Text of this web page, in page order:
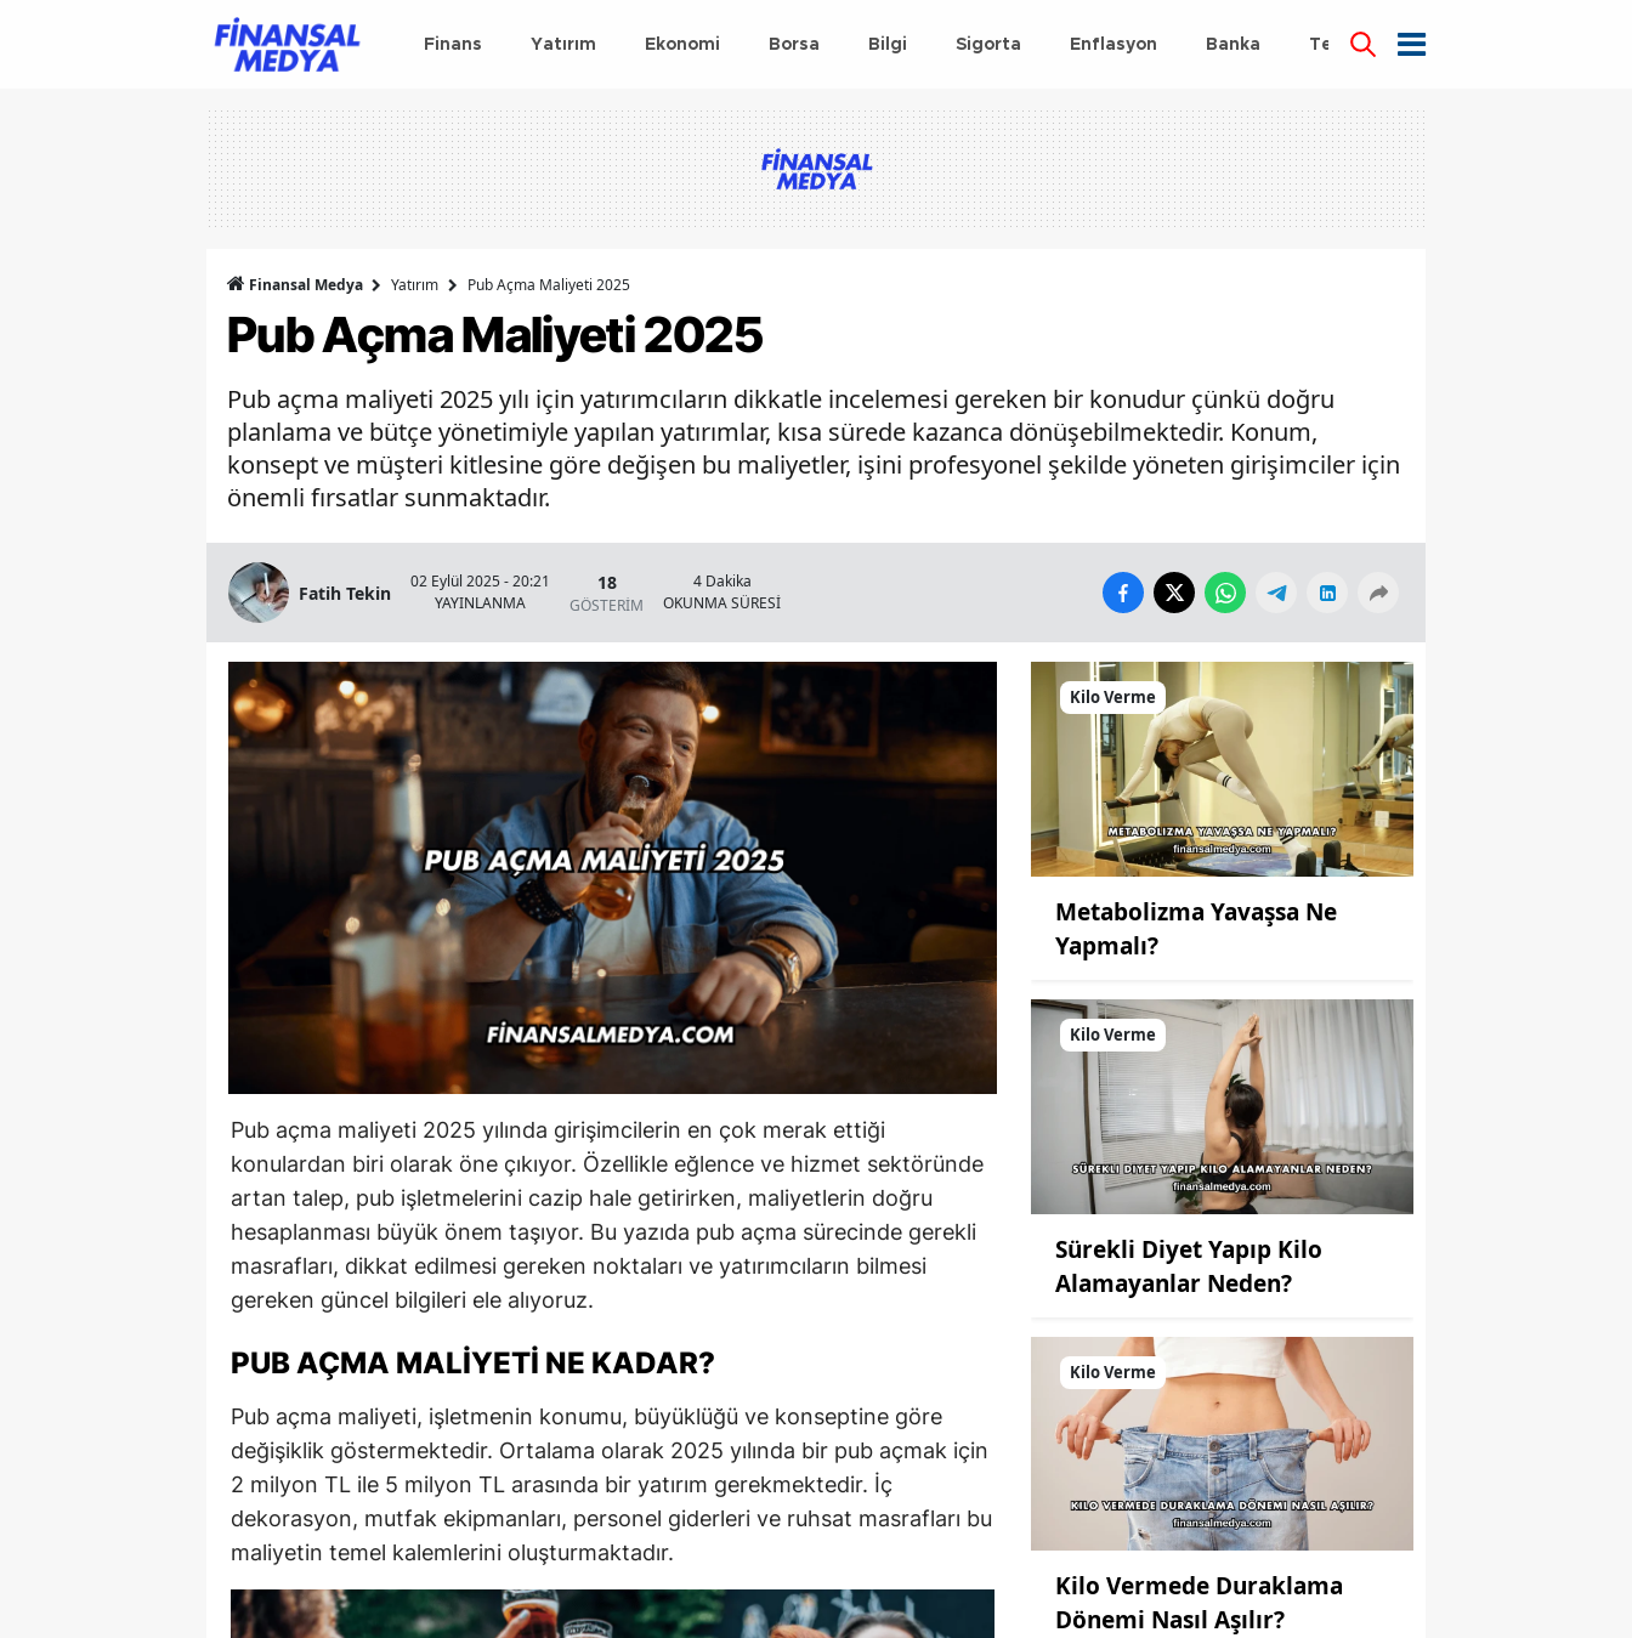
Finans Yatırım Ekonomi Borsa Bilgi Sigorta Enflasyon Banka Teknoloji
Finansal Medya Yatırım Pub Açma Maliyeti 2025
Pub Açma Maliyeti 2025
Pub açma maliyeti 2025 yılı için yatırımcıların dikkatle incelemesi gereken bir konudur çünkü doğru
planlama ve bütçe yönetimiyle yapılan yatırımlar, kısa sürede kazanca dönüşebilmektedir. Konum,
konsept ve müşteri kitlesine göre değişen bu maliyetler, işini profesyonel şekilde yöneten girişimciler için
önemli fırsatlar sunmaktadır.
Fatih Tekin
02 Eylül 2025 - 20:21
YAYINLANMA
18
GÖSTERİM
4 Dakika
OKUNMA SÜRESİ
Pub açma maliyeti 2025 yılında girişimcilerin en çok merak ettiği
konulardan biri olarak öne çıkıyor. Özellikle eğlence ve hizmet sektöründe
artan talep, pub işletmelerini cazip hale getirirken, maliyetlerin doğru
hesaplanması büyük önem taşıyor. Bu yazıda pub açma sürecinde gerekli
masrafları, dikkat edilmesi gereken noktaları ve yatırımcıların bilmesi
gereken güncel bilgileri ele alıyoruz.
PUB AÇMA MALIYETI NE KADAR?
Pub açma maliyeti, işletmenin konumu, büyüklüğü ve konseptine göre
değişiklik göstermektedir. Ortalama olarak 2025 yılında bir pub açmak için
2 milyon TL ile 5 milyon TL arasında bir yatırım gerekmektedir. İç
dekorasyon, mutfak ekipmanları, personel giderleri ve ruhsat masrafları bu
maliyetin temel kalemlerini oluşturmaktadır.
Kilo Verme
Metabolizma Yavaşsa Ne
Yapmalı?
Kilo Verme
Sürekli Diyet Yapıp Kilo
Alamayanlar Neden?
Kilo Verme
Kilo Vermede Duraklama
Dönemi Nasıl Aşılır?